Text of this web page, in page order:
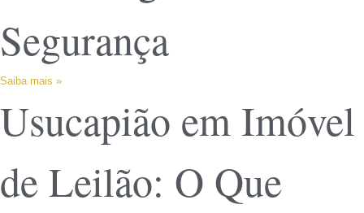
Segurança
Saiba mais »
Usucapião em Imóvel
de Leilão: O Que